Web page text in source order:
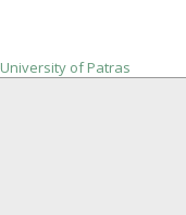
University of Patras